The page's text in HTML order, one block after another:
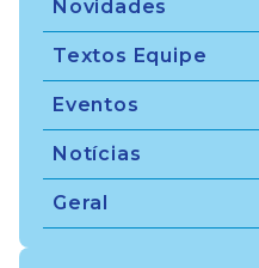
Novidades
Textos Equipe
Eventos
Notícias
Geral